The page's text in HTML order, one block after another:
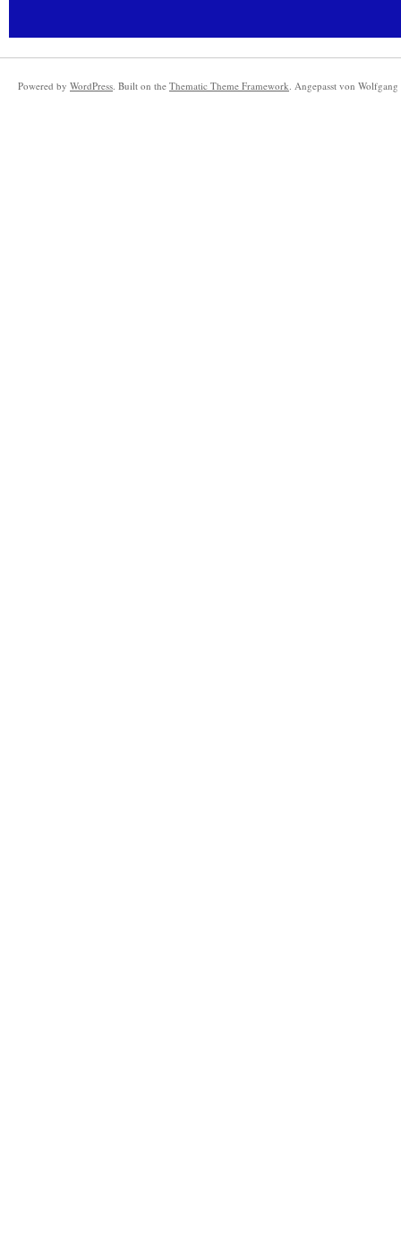
Powered by WordPress. Built on the Thematic Theme Framework. Angepasst von